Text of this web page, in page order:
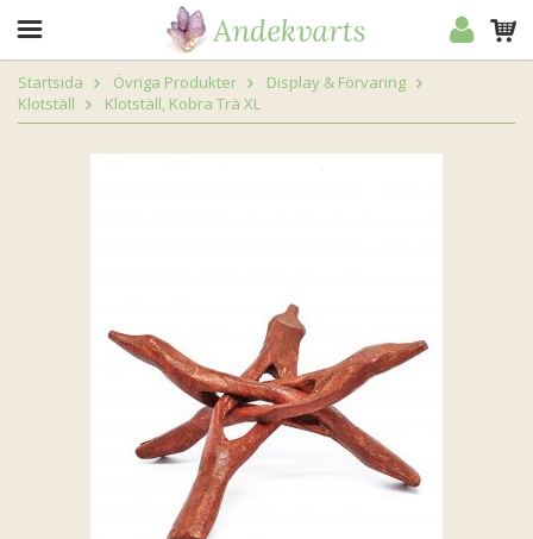
Startsida Övriga Produkter
Display & Förvaring
Klotställ
Klotställ, Kobra Trä XL